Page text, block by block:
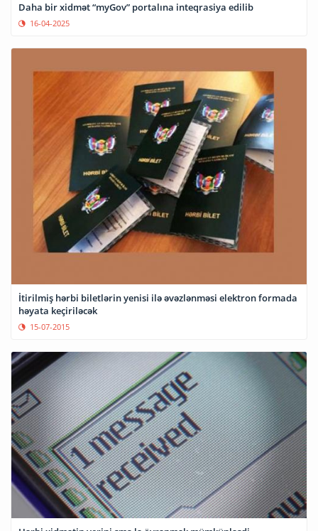
Daha bir xidmət “myGov” portalına inteqrasiya edilib
16-04-2025
İtirilmiş hərbi biletlərin yenisi ilə əvəzlənməsi elektron formada
həyata keçiriləcək
15-07-2015